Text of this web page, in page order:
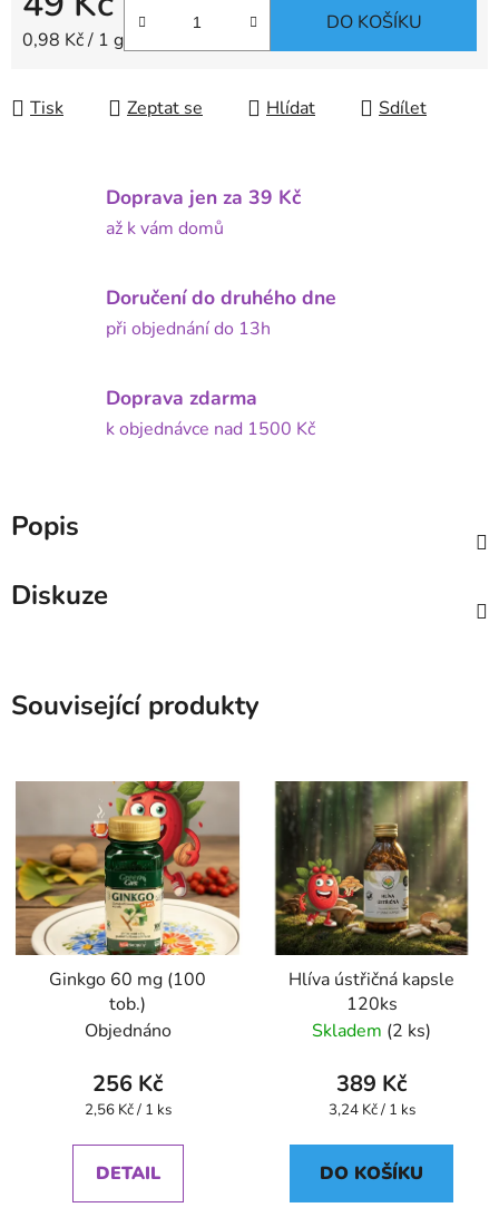
Měrná cena:
0,98 Kč / 1 g
DO KOŠÍKU
Tisk Zeptat se Hlídat Sdílet
Doprava jen za 39 Kč
až k vám domů
Doručení do druhého dne
při objednání do 13h
Doprava zdarma
k objednávce nad 1500 Kč
Popis
Diskuze
Související produkty
Ginkgo 60 mg (100
tob.)
Objednáno
256 Kč
Měrná
2,56 Kč / 1 ks
DETAIL
Hlíva ústřičná kapsle
120ks
Skladem (2 ks)
389 Kč
Měrná
3,24 Kč / 1 ks
DO KOŠÍKU